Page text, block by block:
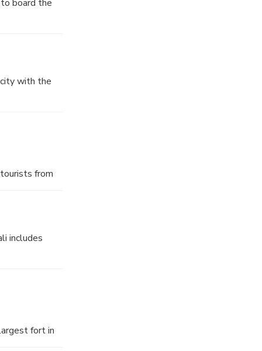
board the
with the
from
once in life
is one of
includes
fort in